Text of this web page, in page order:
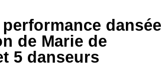
performance dansée
de Marie de
5 danseurs